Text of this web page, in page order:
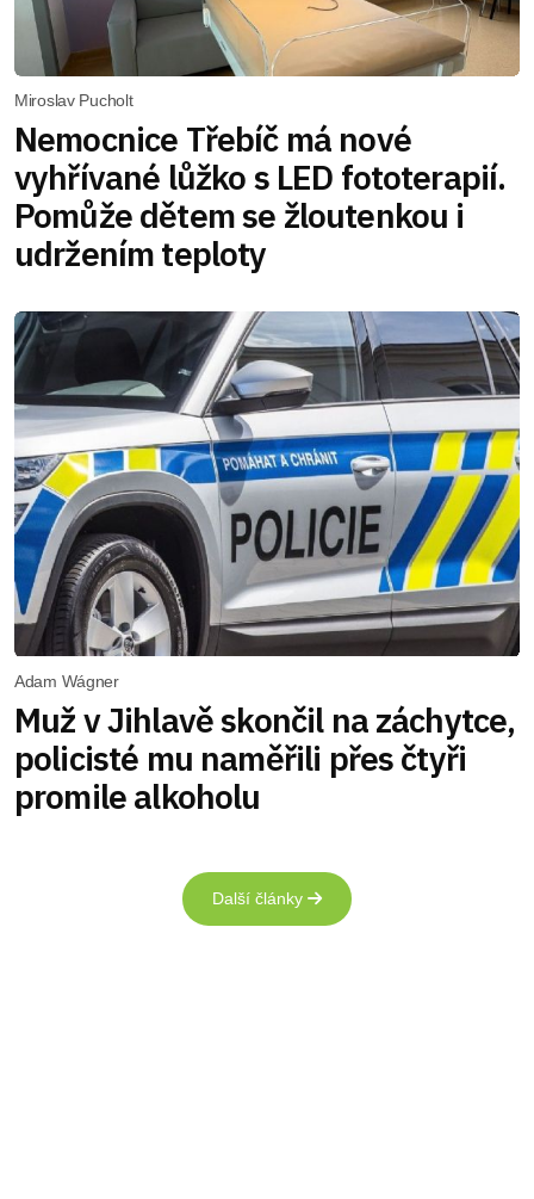
Miroslav Pucholt
Nemocnice Třebíč má nové
vyhřívané lůžko s LED fototerapií.
Pomůže dětem se žloutenkou i
udržením teploty
Adam Wágner
Muž v Jihlavě skončil na záchytce,
policisté mu naměřili přes čtyři
promile alkoholu
Další články